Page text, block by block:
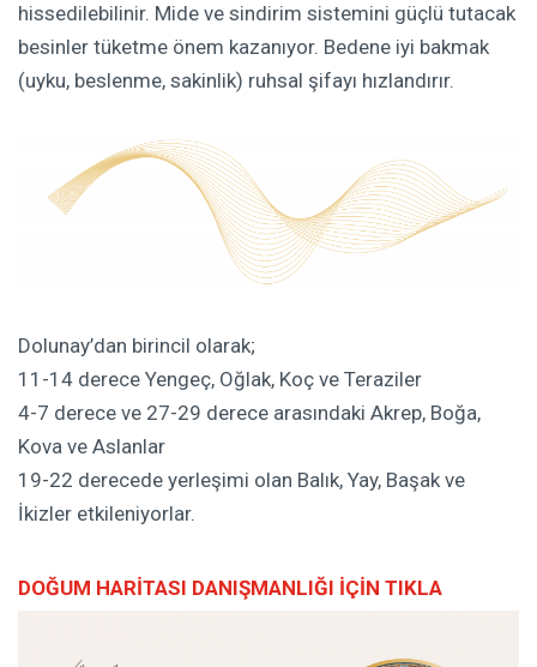
hissedilebilinir. Mide ve sindirim sistemini güçlü tutacak
besinler tüketme önem kazanıyor. Bedene iyi bakmak
(uyku, beslenme, sakinlik) ruhsal şifayı hızlandırır.
Dolunay’dan birincil olarak;
11-14 derece Yengeç, Oğlak, Koç ve Teraziler
4-7 derece ve 27-29 derece arasındaki Akrep, Boğa,
Kova ve Aslanlar
19-22 derecede yerleşimi olan Balık, Yay, Başak ve
İkizler etkileniyorlar.
DOĞUM HARİTASI DANIŞMANLIĞI İÇİN TIKLA